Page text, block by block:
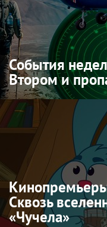
События
Втором и
Сквозь
«Чучела»